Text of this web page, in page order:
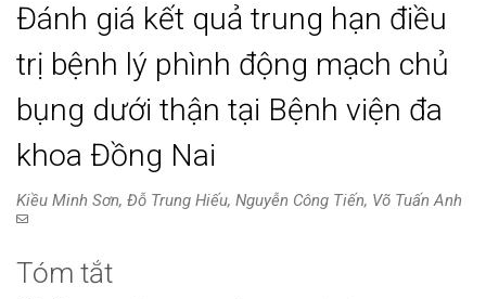
Đánh giá kết quả trung hạn điều
trị bệnh lý phình động mạch chủ
bụng dưới thận tại Bệnh viện đa
khoa Đồng Nai
Kiều Minh Sơn, Đỗ Trung Hiếu, Nguyễn Công Tiến, Võ Tuấn Anh
Nội
Tóm tắt